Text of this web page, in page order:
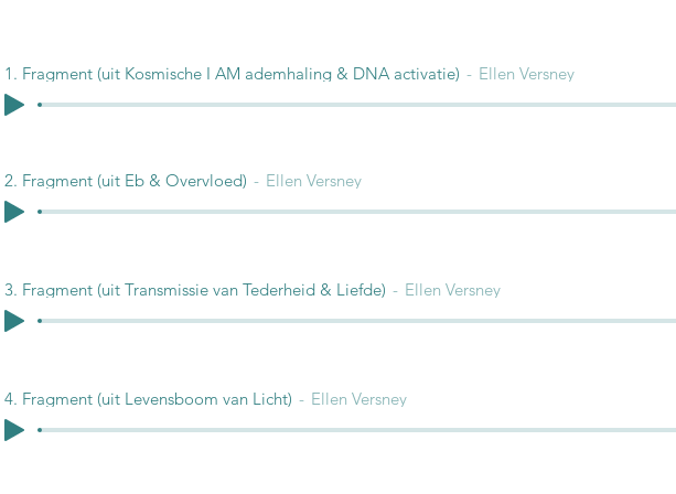
1. Fragment (uit Kosmische I AM ademhaling & DNA activatie) Ellen Versney
2. Fragment (uit Eb & Overvloed) Ellen Versney
3. Fragment (uit Transmissie van Tederheid & Liefde) Ellen Versney
4. Fragment (uit Levensboom van Licht) Ellen Versney